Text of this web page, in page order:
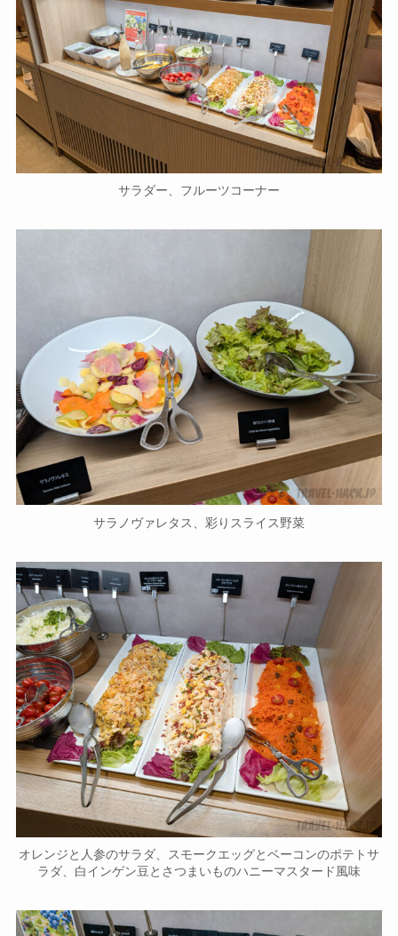
サラダー、フルーツコーナー
サラノヴァレタス、彩りスライス野菜
オレンジと人参のサラダ、スモークエッグとベーコンのポテトサ
ラダ、白インゲン豆とさつまいものハニーマスタード風味